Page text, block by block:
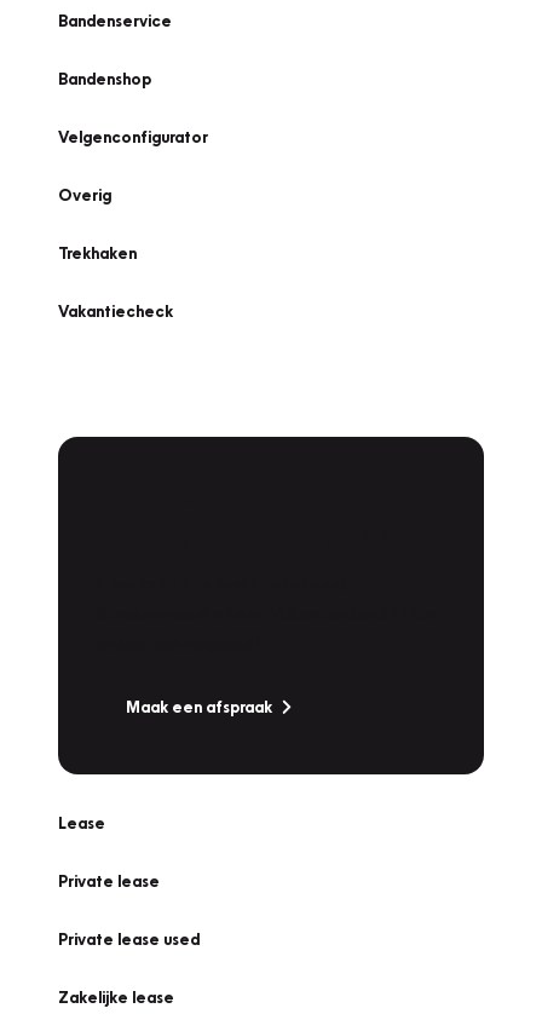
Bandenservice
Bandenshop
Velgenconfigurator
Overig
Trekhaken
Vakantiecheck
Maak een afspraak
Lease
Private lease
Private lease used
Zakelijke lease